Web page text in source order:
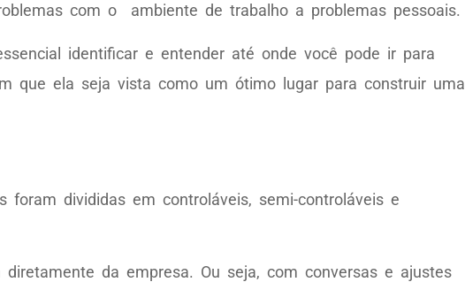
com o ambiente de trabalho a problemas pessoais.
identificar e entender até onde você pode ir para
que ela seja vista como um ótimo lugar para construir uma
divididas em controláveis, semi-controláveis e
da empresa. Ou seja, com conversas e ajustes